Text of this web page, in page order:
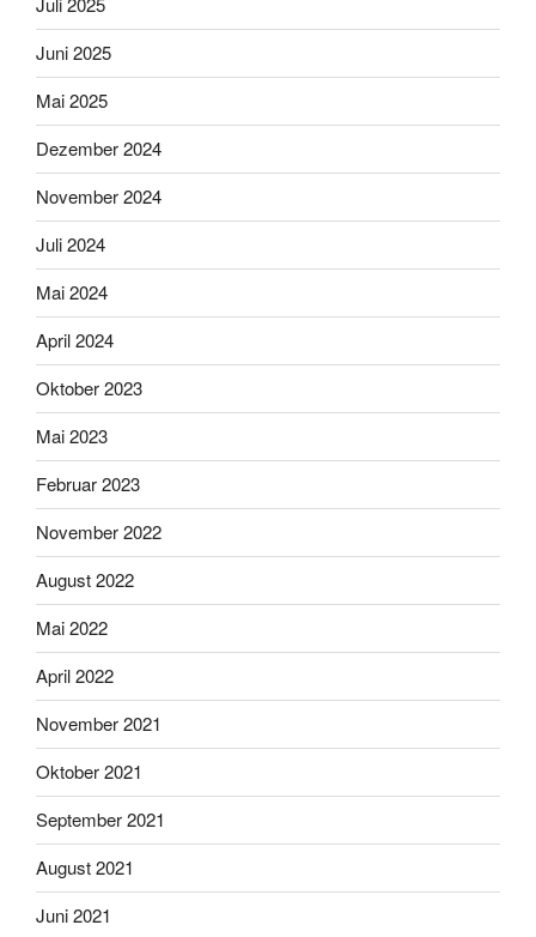
Juni 2025
Mai 2025
Dezember 2024
November 2024
Juli 2024
Mai 2024
April 2024
Oktober 2023
Mai 2023
Februar 2023
November 2022
August 2022
Mai 2022
April 2022
November 2021
Oktober 2021
September 2021
August 2021
Juni 2021